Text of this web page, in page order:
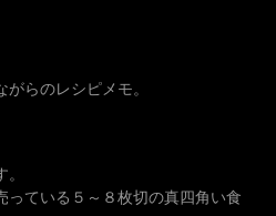
らのレシピメモ。
。
っている５～８枚切の真四角い食